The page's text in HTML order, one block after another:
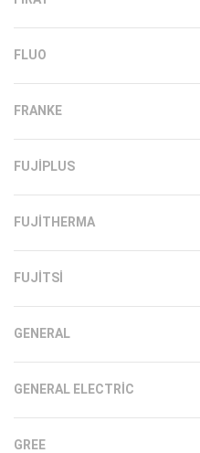
FLUO
FRANKE
FUJIPLUS
FUJITHERMA
FUJITSI
GENERAL
GENERAL ELECTRIC
GREE